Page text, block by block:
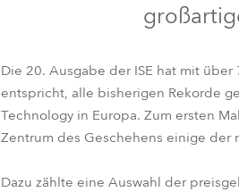
Robe Maritime
Avolites Deutschland
iFORTE® iFORTE® FS
Die 20. Ausgabe der ISE hat mit
entspricht, alle bisherigen Rekorde
Technology in Europa. Zum ersten
Zentrum des Geschehens einige
Dazu zählte eine Auswahl der